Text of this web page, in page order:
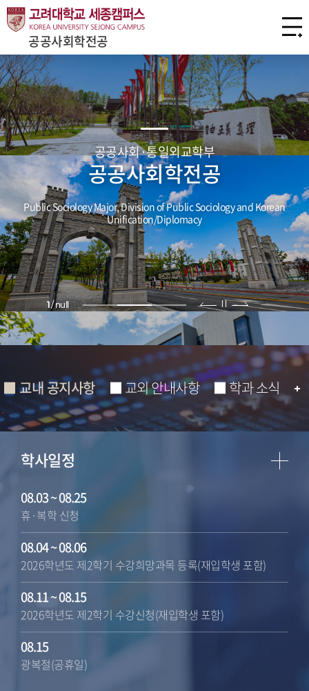
공공사회학전공
1/null
공공사회·통일외교학부
공공사회학전공
Public Sociology Major, Division of Public Sociology and Korean
Unification/Diplomacy
■ 교내 공지사항
2026-08-05 10:28:51
2026학년도 제2학기 전공배정 결과 안내
2026-08-05 10:28:24
2026학년도 2학기 휴학 및 복학 신청 안내
2026-08-05 10:27:54
2026학년도 2학기 Academic English 수강신청 안내
2026-08-05 10:27:21
2026-여름계절수업 기말 수강소감설문 실시 안내
2026-07-22 10:43:42
■ 교외 안내사항 ■ 학과 소식
학사일정
08.03 ~ 08.25
휴·복학 신청
08.04 ~ 08.06
2026학년도 제2학기 수강희망과목 등록(재입학생 포함)
08.11 ~ 08.15
2026학년도 제2학기 수강신청(재입학생 포함)
08.15
광복절(공휴일)
1 /null